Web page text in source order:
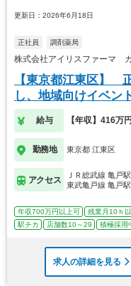
更新日：2026年6月18日
正社員 調剤薬局
株式会社アイリスファーマ
【東京都江東区】
し、地域向けイベン
給与 【年収】416万
勤務地 東京都 江東区
アクセス
ＪＲ総武線 亀戸駅
東武亀戸線 亀戸駅
年収700万円以上可 残業月10ｈ
駅チカ
店舗数10～29 積極採用
求人の詳細を見る